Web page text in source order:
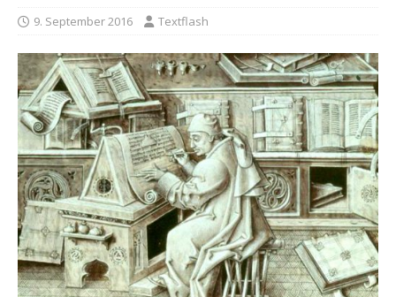
9. September 2016 Textflash